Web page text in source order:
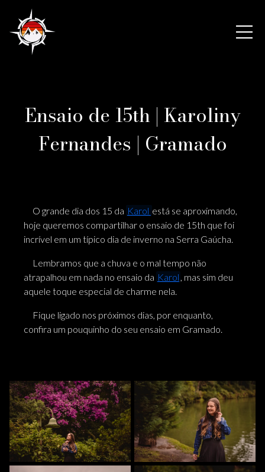
Ensaio de 15th | Karoliny
Fernandes | Gramado
O grande dia dos 15 da Karol está se aproximando,
hoje queremos compartilhar o ensaio de 15th que foi
incrível em um típico dia de inverno na Serra Gaúcha.
Lembramos que a chuva e o mal tempo não
atrapalhou em nada no ensaio da Karol , mas sim deu
aquele toque especial de charme nela.
Fique ligado nos próximos dias, por enquanto,
confira um pouquinho do seu ensaio em Gramado.